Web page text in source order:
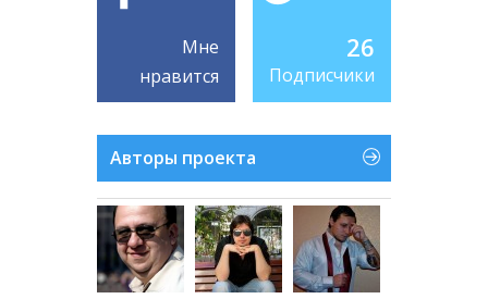
Мне
нравится
26
Подписчики
Авторы проекта